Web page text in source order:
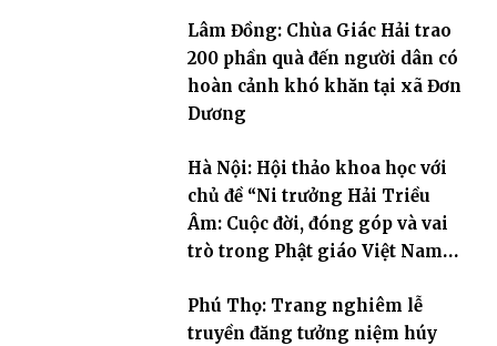
Lâm Đồng: Chùa Giác Hải trao
200 phần quà đến người dân có
hoàn cảnh khó khăn tại xã Đơn
Dương
Hà Nội: Hội thảo khoa học với
chủ đề “Ni trưởng Hải Triều
Âm: Cuộc đời, đóng góp và vai
trò trong Phật giáo Việt Nam
Phú Thọ: Trang nghiêm lễ
truyền đăng tưởng niệm húy